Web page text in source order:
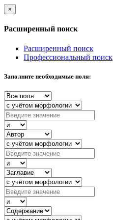
×
Расширенный поиск
Расширенный поиск
Профессиональный поиск
Заполните необходимые поля: